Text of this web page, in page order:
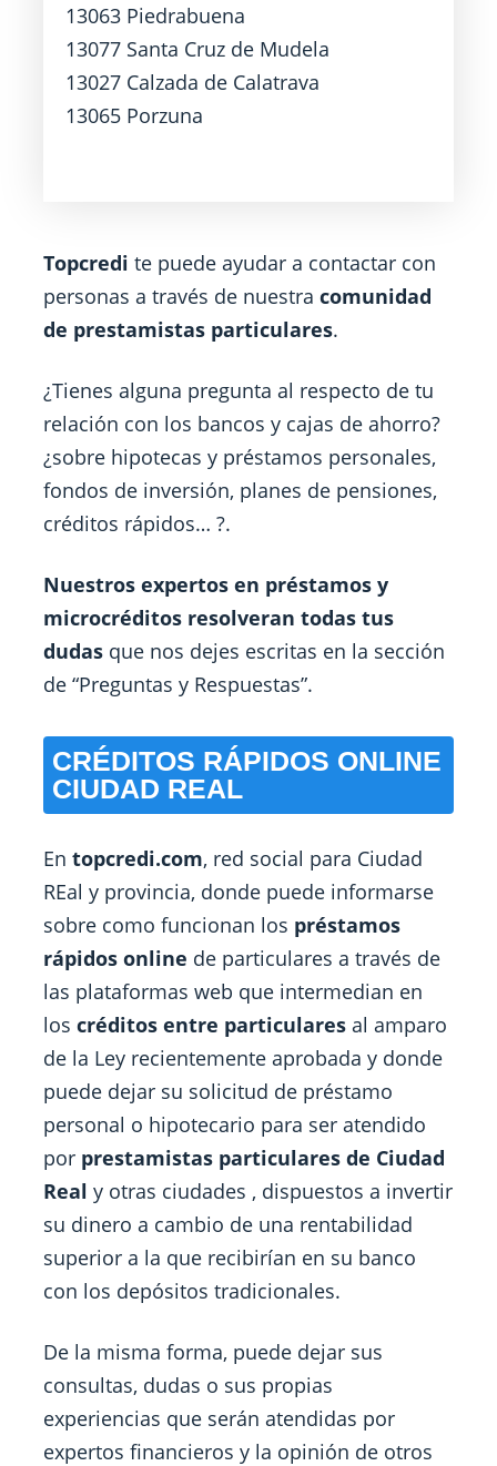
13063 Piedrabuena
13077 Santa Cruz de Mudela
13027 Calzada de Calatrava
13065 Porzuna
Topcredi te puede ayudar a contactar con
personas a través de nuestracomunidad
de prestamistas particulares.
¿Tienes alguna pregunta al respecto de tu
relación con los bancos y cajas de ahorro?
¿sobre hipotecas y préstamos personales,
fondos de inversión, planes de pensiones,
créditos rápidos… ?.
Nuestros expertos en préstamos y
microcréditos resolveran todas tus
dudas que nos dejes escritas en la sección
de “Preguntas y Respuestas”.
CRÉDITOS RÁPIDOS ONLINE
CIUDAD REAL
Entopcredi.com, red social para Ciudad
REal y provincia, donde puede informarse
sobre como funcionan los préstamos
rápidos online de particulares a través de
las plataformas web que intermedian en
loscréditos entre particulares al amparo
de la Ley recientemente aprobada y donde
puede dejar su solicitud de préstamo
personal o hipotecario para ser atendido
por prestamistas particulares de Ciudad
Real y otras ciudades , dispuestos a invertir
su dinero a cambio de una rentabilidad
superior a la que recibirían en su banco
con los depósitos tradicionales.
De la misma forma, puede dejar sus
consultas, dudas o sus propias
experiencias que serán atendidas por
expertos financieros y la opinión de otros